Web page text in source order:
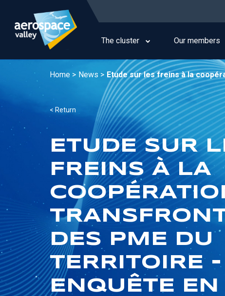
main
content
navigation
The cluster Our members
Home > News > Etude sur les freins à la
< Return
ETUDE SUR
FREINS À LA
DES PME DU
TERRITOIRE -
ENQUÊTE EN